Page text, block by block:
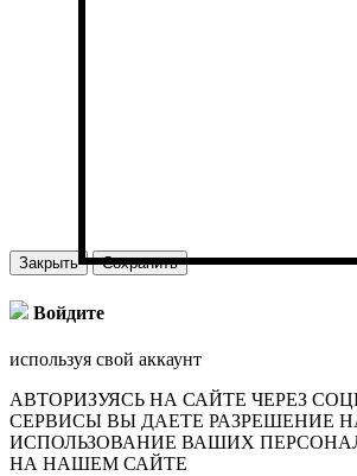
Закрыть Сохранить
Войдите
используя свой аккаунт
АВТОРИЗУЯСЬ НА САЙТЕ ЧЕРЕЗ
СЕРВИСЫ ВЫ ДАЕТЕ РАЗРЕШЕНИЕ
ИСПОЛЬЗОВАНИЕ ВАШИХ
НА НАШЕМ САЙТЕ